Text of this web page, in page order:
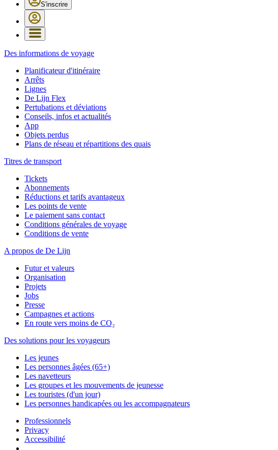
S'inscrire
Des informations de voyage
Planificateur d'itinéraire
Arrêts
Lignes
De Lijn Flex
Pertubations et déviations
Conseils, infos et actualités
App
Objets perdus
Plans de réseau et répartitions des quais
Titres de transport
Tickets
Abonnements
Réductions et tarifs avantageux
Les points de vente
Le paiement sans contact
Conditions générales de voyage
Conditions de vente
A propos de De Lijn
Futur et valeurs
Organisation
Projets
Jobs
Presse
Campagnes et actions
En route vers moins de CO₂
Des solutions pour les voyageurs
Les jeunes
Les personnes âgées (65+)
Les navetteurs
Les groupes et les mouvements de jeunesse
Les touristes (d'un jour)
Les personnes handicapées ou les accompagnateurs
Professionnels
Privacy
Accessibilité